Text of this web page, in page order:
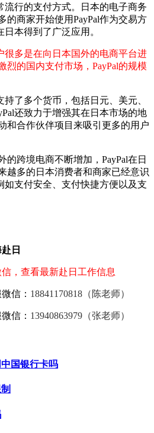
流行的支付方式。日本的电子商务
的商家开始使用PayPal作为交易方
日本得到了广泛应用。
很多是在向日本国外的电商平台进
烈的国内支付市场，PayPal的规模
持了多个货币，包括日元、美元、
还致力于增强其在日本市场的地
和合作伙伴项目来吸引更多的用户
的跨境电商不断增加，PayPal在日
越多的日本消费者和商家已经意识
如支付安全、支付快捷方便以及支
日
信，查看最新赴日工作信息
信： 18841170818（陈老师）
信： 13940863979（张老师）
国银行卡吗